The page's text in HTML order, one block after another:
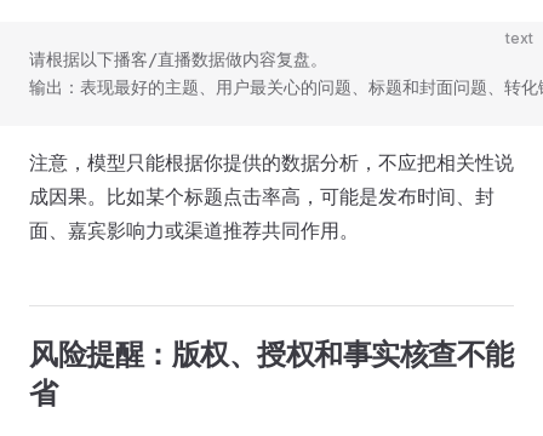
text
请根据以下播客/直播数据做内容复盘。
输出：表现最好的主题、用户最关心的问题、标题和封面问题、转
注意，模型只能根据你提供的数据分析，不应把相关性说
成因果。比如某个标题点击率高，可能是发布时间、封
面、嘉宾影响力或渠道推荐共同作用。
风险提醒：版权、授权和事实核查不能
省